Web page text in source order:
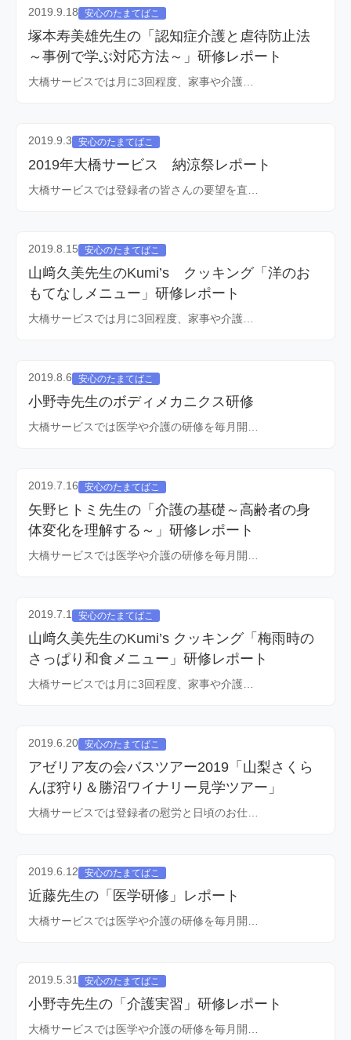
2019.9.18 安心のたまてばこ
塚本寿美雄先生の「認知症介護と虐待防止法
～事例で学ぶ対応方法～」研修レポート
大橋サービスでは月に3回程度、家事や介護…
2019.9.3 安心のたまてばこ
2019年大橋サービス 納涼祭レポート
大橋サービスでは登録者の皆さんの要望を直…
2019.8.15 安心のたまてばこ
山﨑久美先生のKumi’s クッキング「洋のお
もてなしメニュー」研修レポート
大橋サービスでは月に3回程度、家事や介護…
2019.8.6 安心のたまてばこ
小野寺先生のボディメカニクス研修
大橋サービスでは医学や介護の研修を毎月開…
2019.7.16 安心のたまてばこ
矢野ヒトミ先生の「介護の基礎～高齢者の身
体変化を理解する～」研修レポート
大橋サービスでは医学や介護の研修を毎月開…
2019.7.1 安心のたまてばこ
山﨑久美先生のKumi’s クッキング「梅雨時の
さっぱり和食メニュー」研修レポート
大橋サービスでは月に3回程度、家事や介護…
2019.6.20 安心のたまてばこ
アゼリア友の会バスツアー2019「山梨さくら
んぼ狩り＆勝沼ワイナリー見学ツアー」
大橋サービスでは登録者の慰労と日頃のお仕…
2019.6.12 安心のたまてばこ
近藤先生の「医学研修」レポート
大橋サービスでは医学や介護の研修を毎月開…
2019.5.31 安心のたまてばこ
小野寺先生の「介護実習」研修レポート
大橋サービスでは医学や介護の研修を毎月開…